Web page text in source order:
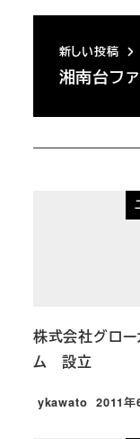
新しい投稿
湘南台フ
株式会社グロー
ム 設立
ykawato
投稿日
2011年